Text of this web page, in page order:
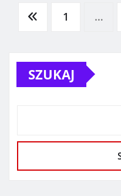
wpisów
1 …
SZUKAJ